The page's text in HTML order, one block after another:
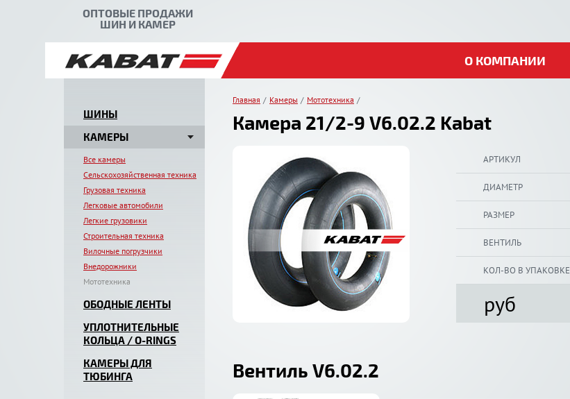
ОПТОВЫЕ ПРОДАЖИ
ШИН И КАМЕР
О КОМПАНИИ
ШИНЫ
КАМЕРЫ
Все камеры
Сельскохозяйственная техника
Грузовая техника
Легковые автомобили
Легкие грузовики
Строительная техника
Вилочные погрузчики
Внедорожники
Мототехника
ОБОДНЫЕ ЛЕНТЫ
УПЛОТНИТЕЛЬНЫЕ
КОЛЬЦА / O-RINGS
КАМЕРЫ ДЛЯ
ТЮБИНГА
Главная Камеры Мототехника
Камера 21/2-9 V6.02.2 Kabat
АРТИКУЛ
ДИАМЕТР
РАЗМЕР
ВЕНТИЛЬ
КОЛ-ВО В УПАКОВКЕ
руб
Вентиль V6.02.2